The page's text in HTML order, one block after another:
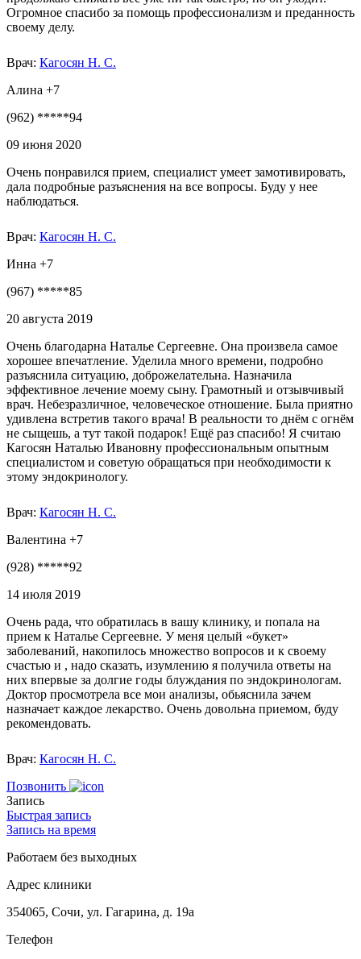
Огромное спасибо за помощь профессионализм и преданность
своему делу.
Врач: Кагосян Н. С.
Алина +7
(962) *****94
09 июня 2020
Очень понравился прием, специалист умеет замотивировать,
дала подробные разъяснения на все вопросы. Буду у нее
наблюдаться.
Врач: Кагосян Н. С.
Инна +7
(967) *****85
20 августа 2019
Очень благодарна Наталье Сергеевне. Она произвела самое
хорошее впечатление. Уделила много времени, подробно
разъяснила ситуацию, доброжелательна. Назначила
эффективное лечение моему сыну. Грамотный и отзывчивый
врач. Небезразличное, человеческое отношение. Была приятно
удивлена встретив такого врача! В реальности то днём с огнём
не сыщешь, а тут такой подарок! Ещё раз спасибо! Я считаю
Кагосян Наталью Ивановну профессиональным опытным
специалистом и советую обращаться при необходимости к
этому эндокринологу.
Врач: Кагосян Н. С.
Валентина +7
(928) *****92
14 июля 2019
Очень рада, что обратилась в вашу клинику, и попала на
прием к Наталье Сергеевне. У меня целый «букет»
заболеваний, накопилось множество вопросов и к своему
счастью и , надо сказать, изумлению я получила ответы на
них впервые за долгие годы блуждания по эндокринологам.
Доктор просмотрела все мои анализы, обьяснила зачем
назначает каждое лекарство. Очень довольна приемом, буду
рекомендовать.
Врач: Кагосян Н. С.
Позвонить
Запись
Быстрая запись
Запись на время
Работаем без выходных
Адрес клиники
354065, Сочи, ул. Гагарина, д. 19а
Телефон